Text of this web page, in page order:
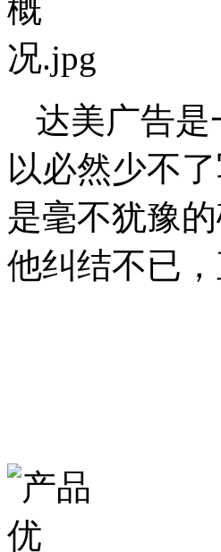
达美广告
以必然少不
是毫不犹豫
他纠结不已